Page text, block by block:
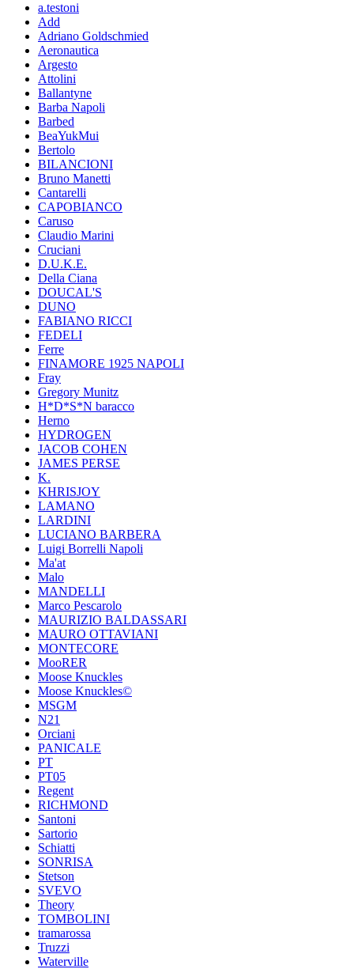
a.testoni
Add
Adriano Goldschmied
Aeronautica
Argesto
Attolini
Ballantyne
Barba Napoli
Barbed
BeaYukMui
Bertolo
BILANCIONI
Bruno Manetti
Cantarelli
CAPOBIANCO
Caruso
Claudio Marini
Cruciani
D.U.K.E.
Della Ciana
DOUCAL'S
DUNO
FABIANO RICCI
FEDELI
Ferre
FINAMORE 1925 NAPOLI
Fray
Gregory Munitz
H*D*S*N baracco
Herno
HYDROGEN
JACOB COHEN
JAMES PERSE
K.
KHRISJOY
LAMANO
LARDINI
LUCIANO BARBERA
Luigi Borrelli Napoli
Ma'at
Malo
MANDELLI
Marco Pescarolo
MAURIZIO BALDASSARI
MAURO OTTAVIANI
MONTECORE
MooRER
Moose Knuckles
Moose Knuckles©️
MSGM
N21
Orciani
PANICALE
PT
PT05
Regent
RICHMOND
Santoni
Sartorio
Schiatti
SONRISA
Stetson
SVEVO
Theory
TOMBOLINI
tramarossa
Truzzi
Waterville